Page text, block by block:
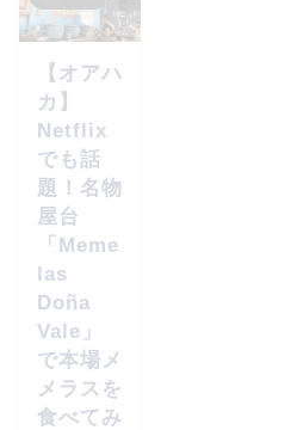
【オアハ
カ】
Netflix
でも話
題！名物
屋台
「Meme
las
Doña
Vale」
で本場メ
メラスを
食べてみ